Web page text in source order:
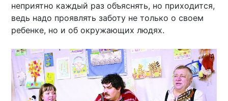
неприятно каждый раз объяснять, но приходится,
ведь надо проявлять заботу не только о своем
ребенке, но и об окружающих людях.